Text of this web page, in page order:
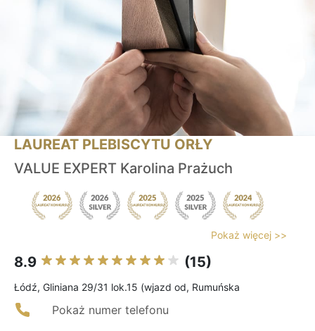
LAUREAT PLEBISCYTU ORŁY
VALUE EXPERT Karolina Prażuch
Pokaż więcej >>
8.9 (15)
Łódź, Gliniana 29/31 lok.15 (wjazd od, Rumuńska
Pokaż numer telefonu